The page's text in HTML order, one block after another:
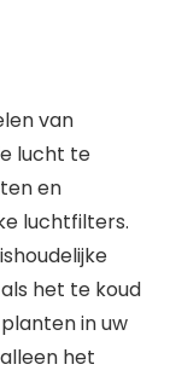
van
lucht te
en
luchtfilters.
het te koud
in uw
het